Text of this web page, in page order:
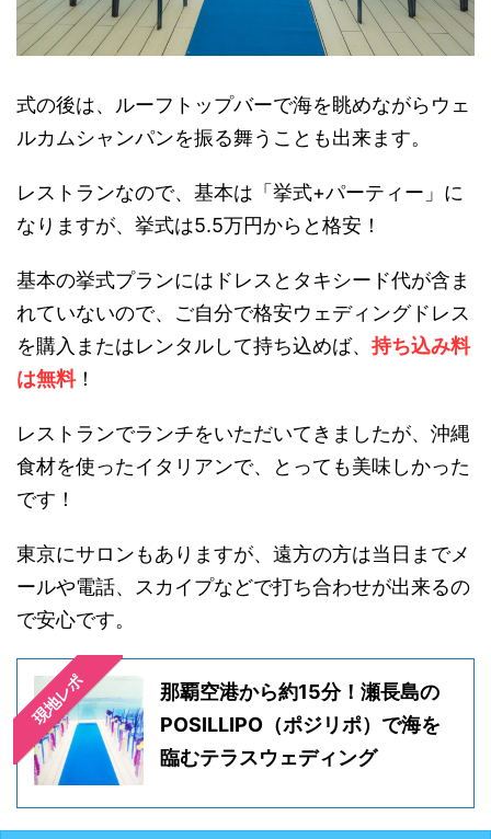
式の後は、ルーフトップバーで海を眺めながらウェ
ルカムシャンパンを振る舞うことも出来ます。
レストランなので、基本は「挙式+パーティー」に
なりますが、挙式は5.5万円からと格安！
基本の挙式プランにはドレスとタキシード代が含ま
れていないので、ご自分で格安ウェディングドレス
を購入またはレンタルして持ち込めば、 持ち込み料
は無料！
レストランでランチをいただいてきましたが、沖縄
食材を使ったイタリアンで、とっても美味しかった
です！
東京にサロンもありますが、遠方の方は当日までメ
ールや電話、スカイプなどで打ち合わせが出来るの
で安心です。
現地レポ
那覇空港から約15分！瀬長島の
POSILLIPO（ポジリポ）で海を
臨むテラスウェディング